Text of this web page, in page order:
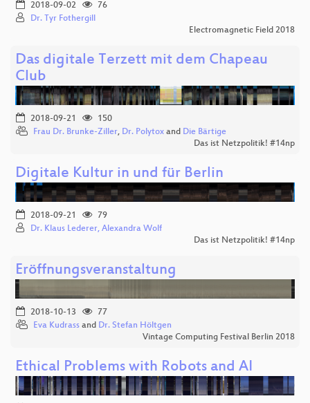
2018-09-02
76
Dr. Tyr Fothergill
Electromagnetic Field 2018
Das digitale Terzett mit dem Chapeau
Club
2018-09-21
150
Frau Dr. Brunke-Ziller, Dr. Polytox and Die Bärtige
Das ist Netzpolitik! #14np
Digitale Kultur in und für Berlin
2018-09-21
79
Dr. Klaus Lederer, Alexandra Wolf
Das ist Netzpolitik! #14np
Eröffnungsveranstaltung
2018-10-13
77
Eva Kudrass and Dr. Stefan Höltgen
Vintage Computing Festival Berlin 2018
Ethical Problems with Robots and AI